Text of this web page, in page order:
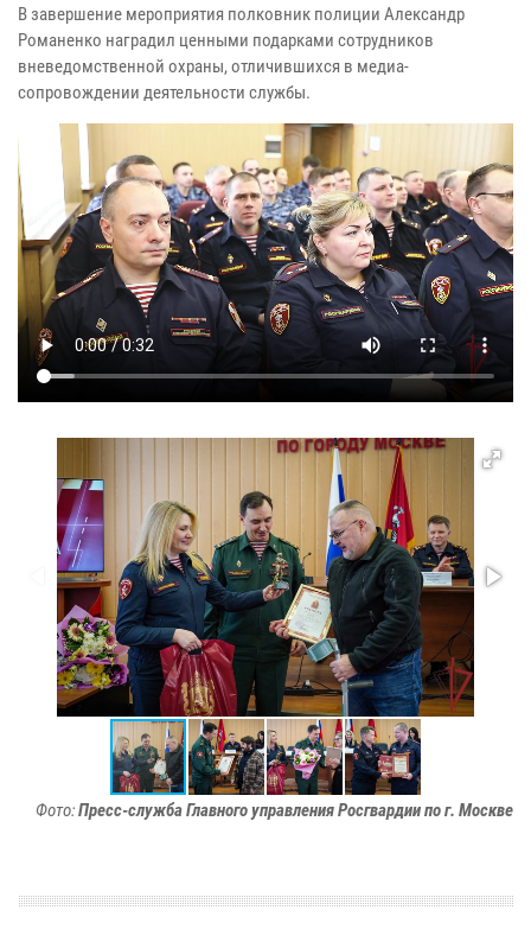
В завершение мероприятия полковник полиции Александр
Романенко наградил ценными подарками сотрудников
вневедомственной охраны, отличившихся в медиа-
сопровождении деятельности службы.
Фото:Пресс-служба Главного управления Росгвардии по г. Москве